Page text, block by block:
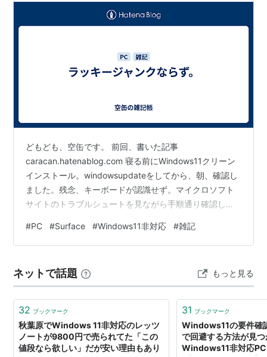
どもども、空缶です。 前回、書いた記事
caracan.hatenablog.com 寝る前にWindows11クリーン
インストール。windowsupdateをしてから、朝、確認し
ました。残念、キーボードが認識せず。マイクロソフト
サイトのトラブルシュートを見ながら手順通り確認して
た。UFEI（BIOS）画面でも認識してないので接続がおか
しいようです。 UFEI画面の確認前にパーククリーナーで
もしましたがダメでした。 想定できる内容としては一
度、認識したので、接点以外の接触不良、いわゆるハン
ダク…
#PC #Surface #Windows11非対応 #雑記
ネットで話題 もっと見る
32 ブックマーク
秋葉原でWindows 11非対応のレッツ
ノートが9800円で売られてた「この
値段なら欲しい」だが安い理由もあり
31 ブックマーク
Windows11の要件確
で回避する方法が見
Windows11非対応